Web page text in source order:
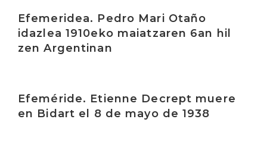
Efemeridea. Pedro Mari Otaño
idazlea 1910eko maiatzaren 6an hil
zen Argentinan
Efeméride. Etienne Decrept muere
en Bidart el 8 de mayo de 1938